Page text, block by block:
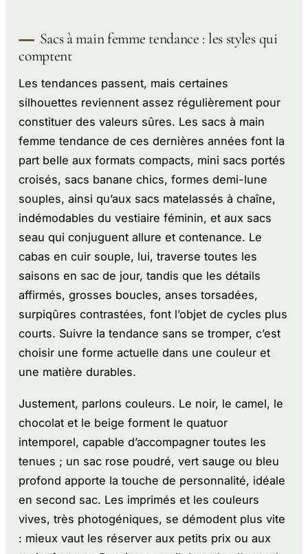
Sacs à main femme tendance : les styles qui
comptent
Les tendances passent, mais certaines
silhouettes reviennent assez régulièrement pour
constituer des valeurs sûres. Les sacs à main
femme tendance de ces dernières années font la
part belle aux formats compacts, mini sacs portés
croisés, sacs banane chics, formes demi-lune
souples, ainsi qu’aux sacs matelassés à chaîne,
indémodables du vestiaire féminin, et aux sacs
seau qui conjuguent allure et contenance. Le
cabas en cuir souple, lui, traverse toutes les
saisons en sac de jour, tandis que les détails
affirmés, grosses boucles, anses torsadées,
surpiqûres contrastées, font l’objet de cycles plus
courts. Suivre la tendance sans se tromper, c’est
choisir une forme actuelle dans une couleur et
une matière durables.
Justement, parlons couleurs. Le noir, le camel, le
chocolat et le beige forment le quatuor
intemporel, capable d’accompagner toutes les
tenues ; un sac rose poudré, vert sauge ou bleu
profond apporte la touche de personnalité, idéale
en second sac. Les imprimés et les couleurs
vives, très photogéniques, se démodent plus vite
: mieux vaut les réserver aux petits prix ou aux